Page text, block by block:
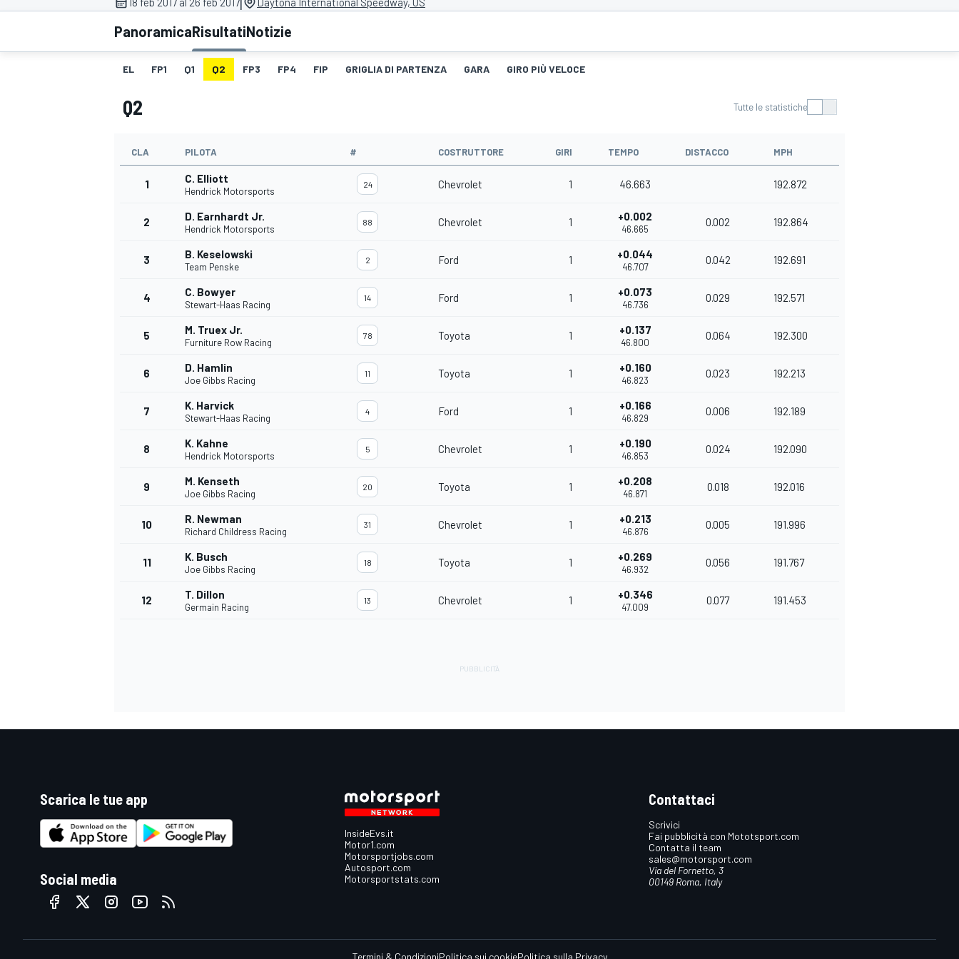
MOTOGP WEC
PanoramicaRisultatiNotizie
EL FP1 Q1 Q2 FP3 FP4 FIP GRIGLIA DI PARTENZA GARA GIRO PIÙ VELOCE
Q2 Tutte le statistiche
CLA PILOTA # COSTRUTTORE GIRI TEMPO DISTACCO MPH
1 C. Elliott
Hendrick Motorsports
24 Chevrolet 1 46.663 192.872
2 D. Earnhardt Jr.
Hendrick Motorsports
88 Chevrolet 1 +0.002
46.665
0.002 192.864
3 B. Keselowski
Team Penske
2 Ford 1 +0.044
46.707
0.042 192.691
4 C. Bowyer
Stewart-Haas Racing
14 Ford 1 +0.073
46.736
0.029 192.571
5 M. Truex Jr.
Furniture Row Racing
78 Toyota 1 +0.137
46.800
0.064 192.300
6 D. Hamlin
Joe Gibbs Racing
11 Toyota 1 +0.160
46.823
0.023 192.213
7 K. Harvick
Stewart-Haas Racing
4 Ford 1 +0.166
46.829
0.006 192.189
8 K. Kahne
Hendrick Motorsports
5 Chevrolet 1 +0.190
46.853
0.024 192.090
9 M. Kenseth
Joe Gibbs Racing
20 Toyota 1 +0.208
46.871
0.018 192.016
10 R. Newman
Richard Childress Racing
31 Chevrolet 1 +0.213
46.876
0.005 191.996
11 K. Busch
Joe Gibbs Racing
18 Toyota 1 +0.269
46.932
0.056 191.767
12 T. Dillon
Germain Racing
13 Chevrolet 1 +0.346
47.009
0.077 191.453
Scarica le tue app
Social media
InsideEvs.it
Motor1.com
Motorsportjobs.com
Autosport.com
Motorsportstats.com
Contattaci
Scrivici
Fai pubblicità con Mototsport.com
Contatta il team
sales@motorsport.com
Via del Fornetto, 3
00149 Roma, Italy
Termini & CondizioniPolitica sui cookiePolitica sulla Privacy